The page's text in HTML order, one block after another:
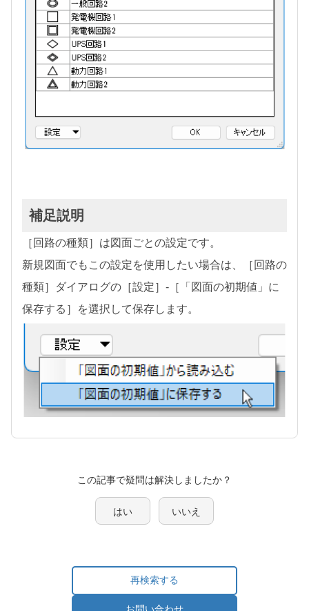
補足説明
［回路の種類］は図面ごとの設定です。
新規図面でもこの設定を使用したい場合は、［回路の
種類］ダイアログの［設定］-［「図面の初期値」に
保存する］を選択して保存します。
この記事で疑問は解決しましたか？
はい いいえ
再検索する